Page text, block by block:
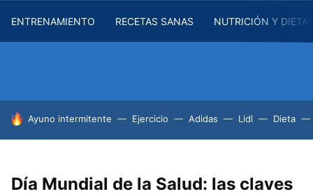
ENTRENAMIENTO RECETAS SANAS NUTRICIÓN Y
HOY SE HABLA DE
Ayuno intermitente Ejercicio Adidas Lidl Dieta
Día Mundial de la Salud: las claves